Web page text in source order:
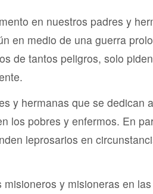
en nuestros padres y
en medio de una guerra
de tantos peligros, solo
y hermanas que se dedican
los pobres y enfermos. En
leprosarios en
misioneros y misioneras en